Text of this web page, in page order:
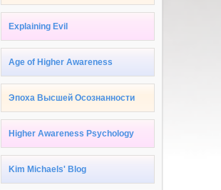
Explaining Evil
Age of Higher Awareness
Эпоха Высшей Осознанности
Higher Awareness Psychology
Kim Michaels' Blog